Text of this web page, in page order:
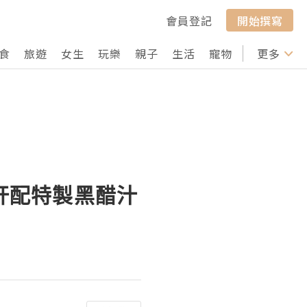
會員登記
開始撰寫
旅遊 女生 玩樂 親子 生活 寵物 行山 打卡
更多
配特製黑醋汁